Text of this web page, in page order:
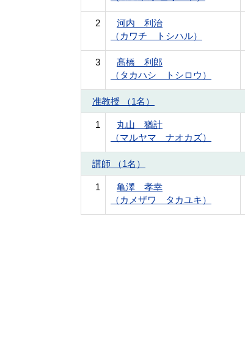
2
河内 利治
（カワチ トシハル）
3
髙橋 利郎
（タカハシ トシロウ）
准教授 （1名）
1
丸山 猶計
（マルヤマ ナオカズ）
講師 （1名）
1
亀澤 孝幸
（カメザワ タカユキ）